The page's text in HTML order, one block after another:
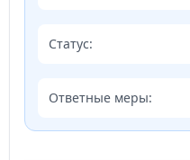
Статус:
Ответные меры: